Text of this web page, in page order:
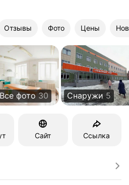
Отзывы Фото Цены
Все фото30 Снаружи5
Сайт Ссылка